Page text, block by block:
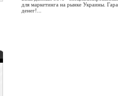
для маркетинга на рынке Украины.
денег!...